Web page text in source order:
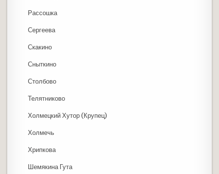
Рассошка
Сергеева
Скакино
Сныткино
Столбово
Телятниково
Холмецкий Хутор (Крупец)
Холмечь
Хрипкова
Шемякина Гута